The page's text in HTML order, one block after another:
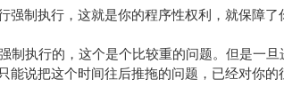
制执行，这就是你的程序性权利，就保障
执行的，这个是个比较重的问题。但是一
说把这个时间往后推拖的问题，已经对你